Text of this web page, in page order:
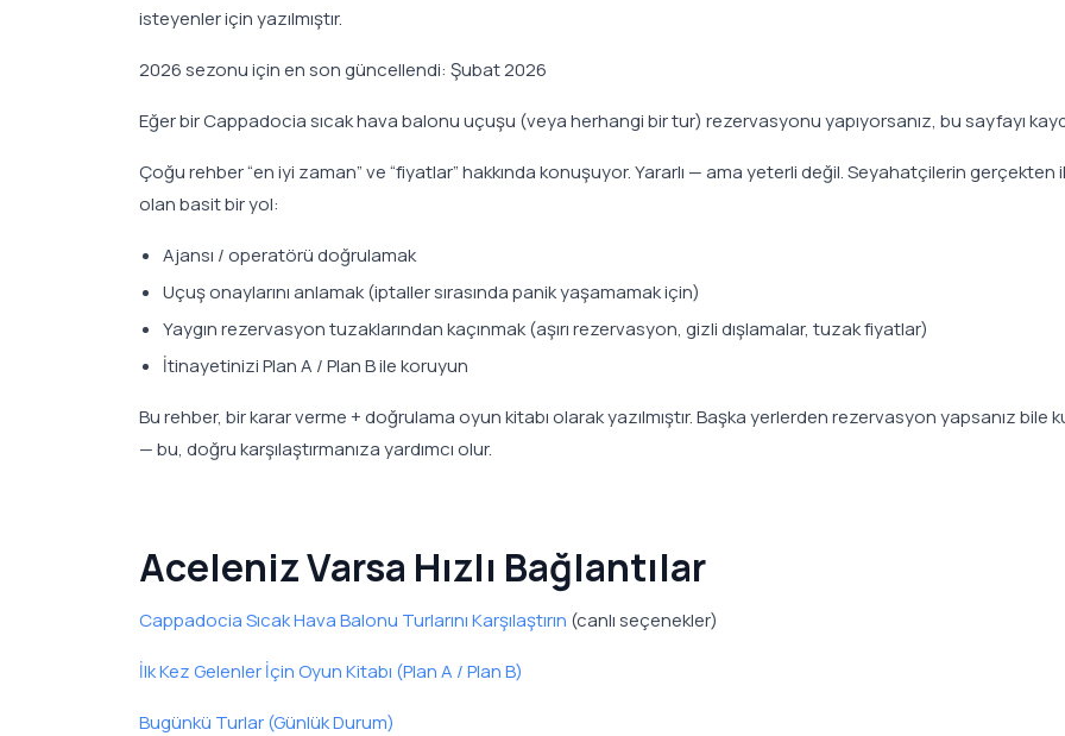
isteyenler için yazılmıştır.
2026 sezonu için en son güncellendi: Şubat 2026
Eğer bir Cappadocia sıcak hava balonu uçuşu (veya herhangi bir tur) rezervasyonu yapıyorsanız, bu sayfayı
Çoğu rehber “en iyi zaman” ve “fiyatlar” hakkında konuşuyor. Yararlı — ama yeterli değil. Seyahatçilerin gerçekten
olan basit bir yol:
Ajansı / operatörü doğrulamak
Uçuş onaylarını anlamak (iptaller sırasında panik yaşamamak için)
Yaygın rezervasyon tuzaklarından kaçınmak (aşırı rezervasyon, gizli dışlamalar, tuzak fiyatlar)
İtinayetinizi Plan A / Plan B ile koruyun
Bu rehber, bir karar verme + doğrulama oyun kitabı olarak yazılmıştır. Başka yerlerden rezervasyon yapsanız bile
— bu, doğru karşılaştırmanıza yardımcı olur.
Aceleniz Varsa Hızlı Bağlantılar
Cappadocia Sıcak Hava Balonu Turlarını Karşılaştırın (canlı seçenekler)
İlk Kez Gelenler İçin Oyun Kitabı (Plan A / Plan B)
Bugünkü Turlar (Günlük Durum)